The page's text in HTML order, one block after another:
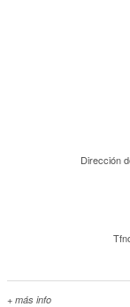
Dirección
+ más info